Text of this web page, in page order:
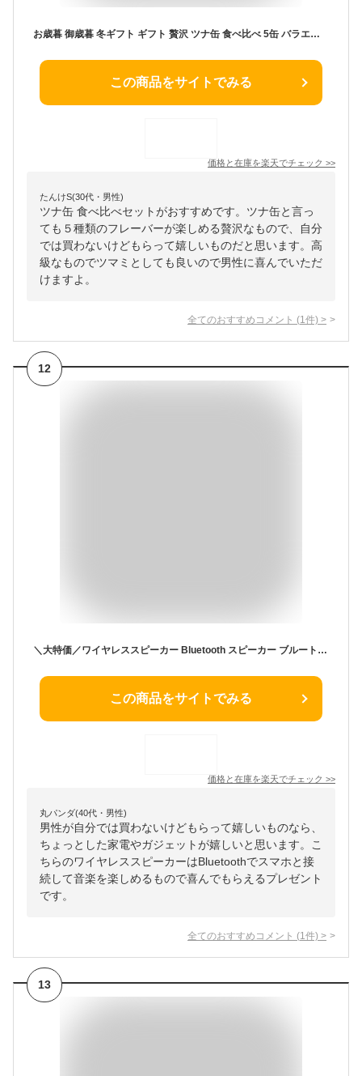
お歳暮 御歳暮 冬ギフト ギフト 贅沢 ツナ缶 食べ比べ 5缶 バラエティーセット | 内祝 出産祝い お返し 法人 接待 挨拶 缶詰 誕生日 クリスマス プレゼント おしゃれ 高級 唐辛子 国産 お取り寄せ グルメ おつまみ 酒の肴 手土産 送料無料
この商品をサイトでみる
価格と在庫を楽天でチェック >>
たんけS(30代・男性)
ツナ缶 食べ比べセットがおすすめです。ツナ缶と言っ
ても５種類のフレーバーが楽しめる贅沢なもので、自分
では買わないけどもらって嬉しいものだと思います。高
級なものでツマミとしても良いので男性に喜んでいただ
けますよ。
全てのおすすめコメント (1 件) >
12
＼大特価／ワイヤレススピーカー Bluetooth スピーカー ブルートゥーススピーカー 高音質 重低音 55時間連続再生 小型 スピーカー スマホ タブレット PC マイク ハンズフリー 通話 日本語取扱説明書 父の日 プレゼント 送料無料
この商品をサイトでみる
価格と在庫を楽天でチェック >>
丸パンダ(40代・男性)
男性が自分では買わないけどもらって嬉しいものなら、
ちょっとした家電やガジェットが嬉しいと思います。こ
ちらのワイヤレススピーカーはBluetoothでスマホと接
続して音楽を楽しめるもので喜んでもらえるプレゼント
です。
全てのおすすめコメント (1 件) >
13